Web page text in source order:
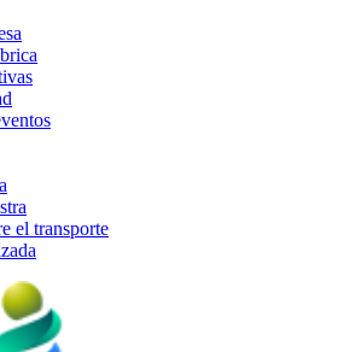
el transporte